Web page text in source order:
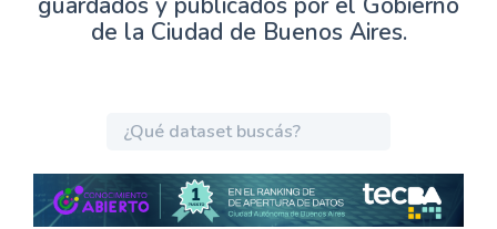
de la Ciudad de Buenos Aires.